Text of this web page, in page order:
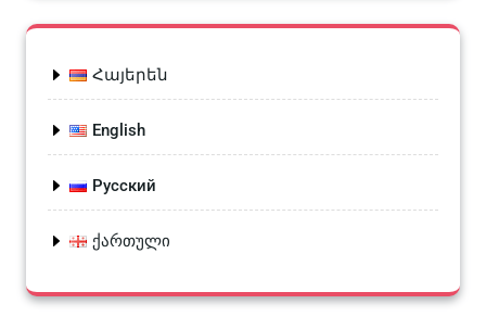
Հայերեն
English
Русский
ქართული